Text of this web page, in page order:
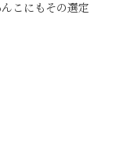
こにもその選定